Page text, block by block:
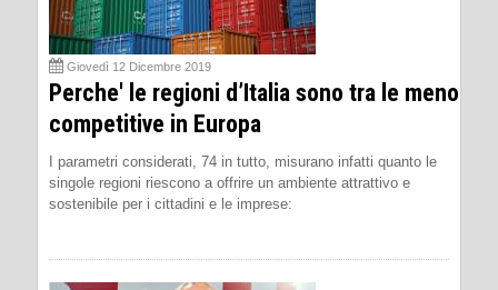
Giovedì 12 Dicembre 2019
Perche' le regioni d’Italia sono tra le meno
competitive in Europa
I parametri considerati, 74 in tutto, misurano infatti quanto le
singole regioni riescono a offrire un ambiente attrattivo e
sostenibile per i cittadini e le imprese: